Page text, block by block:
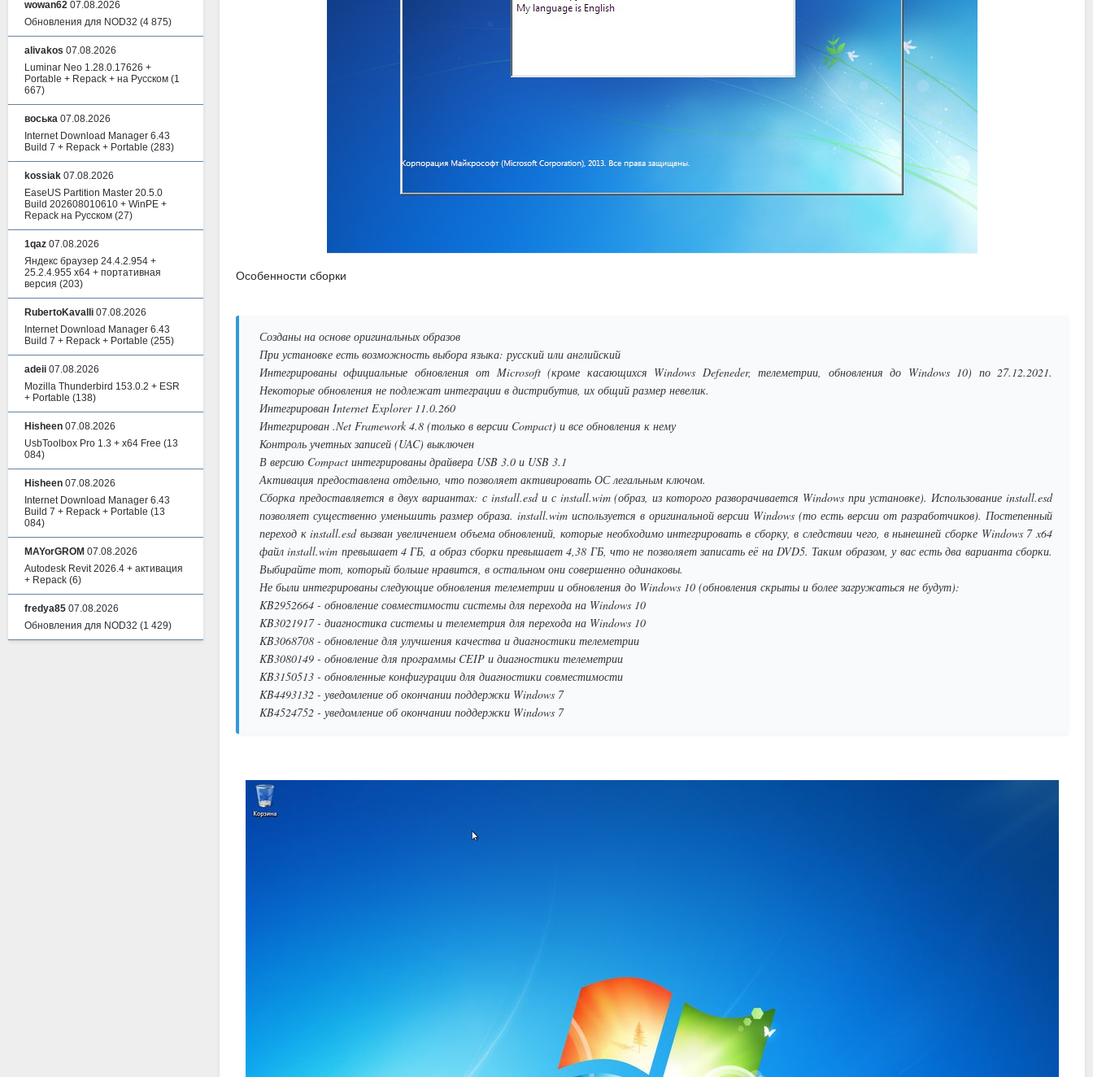
Особенности сборки
Созданы на основе оригинальных образов
При установке есть возможность выбора языка: русский или английский
Интегрированы официальные обновления от Microsoft (кроме касающихся Windows Defeneder, телеметрии, обновления до Windows 10) по 27.12.2021.
Некоторые обновления не подлежат интеграции в дистрибутив, их общий размер невелик.
Интегрирован Internet Explorer 11.0.260
Интегрирован .Net Framework 4.8 (только в версии Compact) и все обновления к нему
Контроль учетных записей (UAC) выключен
В версию Compact интегрированы драйвера USB 3.0 и USB 3.1
Активация предоставлена отдельно, что позволяет активировать ОС легальным ключом.
Сборка предоставляется в двух вариантах: с install.esd и с install.wim (образ, из которого разворачивается Windows при установке). Использование install.esd
позволяет существенно уменьшить размер образа. install.wim используется в оригинальной версии Windows (то есть версии от разработчиков). Постепенный
переход к install.esd вызван увеличением объема обновлений, которые необходимо интегрировать в сборку, в следствии чего, в нынешней сборке Windows 7 x64
файл install.wim превышает 4 ГБ, а образ сборки превышает 4,38 ГБ, что не позволяет записать её на DVD5. Таким образом, у вас есть два варианта сборки.
Выбирайте тот, который больше нравится, в остальном они совершенно одинаковы.
Не были интегрированы следующие обновления телеметрии и обновления до Windows 10 (обновления скрыты и более загружаться не будут):
KB2952664 - обновление совместимости системы для перехода на Windows 10
KB3021917 - диагностика системы и телеметрия для перехода на Windows 10
KB3068708 - обновление для улучшения качества и диагностики телеметрии
KB3080149 - обновление для программы CEIP и диагностики телеметрии
KB3150513 - обновленные конфигурации для диагностики совместимости
KB4493132 - уведомление об окончании поддержки Windows 7
KB4524752 - уведомление об окончании поддержки Windows 7
wowan62 07.08.2026
Обновления для NOD32 (4 875)
alivakos 07.08.2026
Luminar Neo 1.28.0.17626 +
Portable + Repack + на Русском (1
667)
воська 07.08.2026
Internet Download Manager 6.43
Build 7 + Repack + Portable (283)
kossiak 07.08.2026
EaseUS Partition Master 20.5.0
Build 202608010610 + WinPE +
Repack на Русском (27)
1qaz 07.08.2026
Яндекс браузер 24.4.2.954 +
25.2.4.955 x64 + портативная
версия (203)
RubertoKavalli 07.08.2026
Internet Download Manager 6.43
Build 7 + Repack + Portable (255)
adeii 07.08.2026
Mozilla Thunderbird 153.0.2 + ESR
+ Portable (138)
Hisheen 07.08.2026
UsbToolbox Pro 1.3 + x64 Free (13
084)
Hisheen 07.08.2026
Internet Download Manager 6.43
Build 7 + Repack + Portable (13
084)
MAYorGROM 07.08.2026
Autodesk Revit 2026.4 + активация
+ Repack (6)
fredya85 07.08.2026
Обновления для NOD32 (1 429)